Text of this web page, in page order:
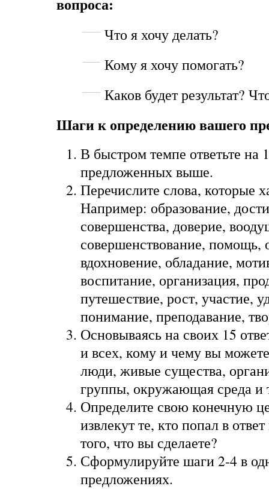
вопроса:
Что я хочу делать?
Кому я хочу помогать?
Каков будет результат?
Шаги к определению вашего
В быстром темпе ответьте на
предложенных выше.
Перечислите слова, которые
Например: образование,
совершенства, доверие,
совершенствование, помощь,
вдохновение, обладание,
воспитание, организация,
путешествие, рост, участие,
понимание, преподавание,
Основываясь на своих 15
и всех, кому и чему вы
люди, живые существа,
группы, окружающая среда и
Определите свою конечную
извлекут те, кто попал в
того, что вы сделаете?
Сформулируйте шаги 2-4 в
предложениях.